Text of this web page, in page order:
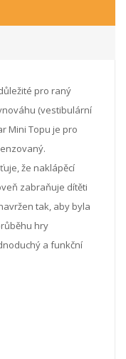
pro raný
(vestibulární
Mini Topu je pro
že naklápěcí
zabraňuje dítěti
tak, aby byla
hry
a funkční